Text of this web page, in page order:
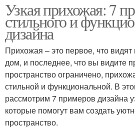
Узкая прихожая: 7
стильного и
дизайна
Прихожая – это первое, что
дом, и последнее, что вы видите
пространство ограничено,
стильной и функциональной. В
рассмотрим 7 примеров дизайна
которые помогут вам создать
пространство.